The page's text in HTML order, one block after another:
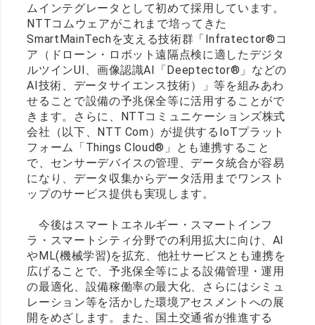
ムインテグレータとして初めて採用しています。
NTTコムウェアがこれまで培ってきた
SmartMainTechを支える技術群「Infratector®コ
ア（ドローン・ロボット遠隔点検に適したデジタ
ルツインUI、画像認識AI「Deeptector®」などの
AI技術、データサイエンス技術）」等を組みあわ
せることで設備の予兆保全等に活用することがで
きます。さらに、NTTコミュニケーションズ株式
会社（以下、NTT Com）が提供するIoTプラット
フォーム「Things Cloud®」とも連携すること
で、センサーデバイスの管理、データ統合が容易
になり、データ収集からデータ活用までワンスト
ップのサービス提供も実現します。
今後はスマートエネルギー・スマートインフ
ラ・スマートシティ分野での利用拡大に向け、AI
やML(機械学習)を拡充、他社サービスとも連携を
広げることで、予兆保全等による設備管理・運用
の最適化、設備稼働率の最大化、さらにはシミュ
レーション等を活かした環境アセスメントへの展
開をめざします。また、国土交通省が推進する